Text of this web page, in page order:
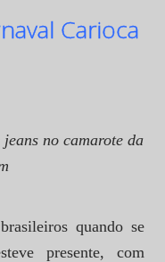
Carioca
no camarote da
quando se
presente, com